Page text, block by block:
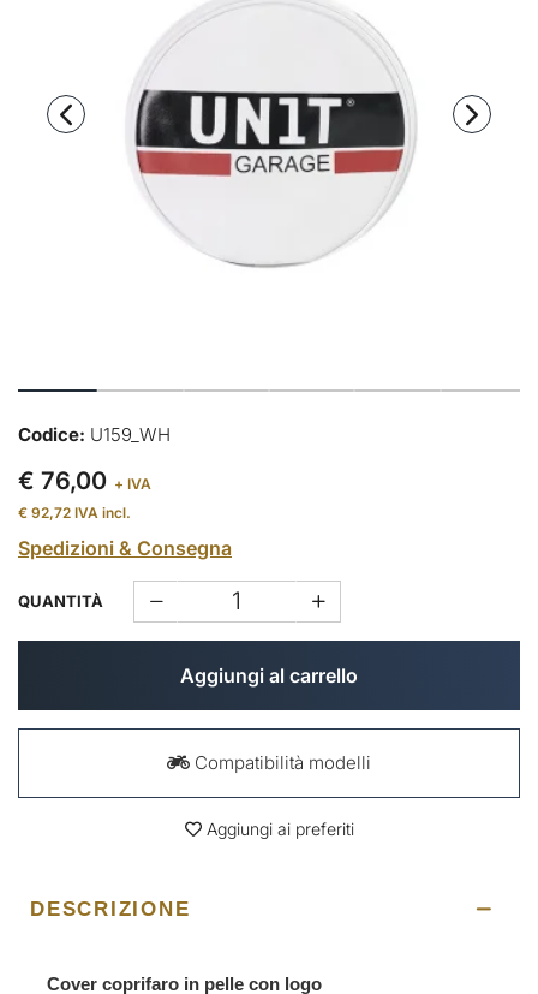
Codice: U159_WH
€ 76,00 + IVA
€ 92,72 IVA incl.
Spedizioni & Consegna
QUANTITÀ
Aggiungi al carrello
Compatibilità modelli
Aggiungi ai preferiti
DESCRIZIONE
Cover coprifaro in pelle con logo